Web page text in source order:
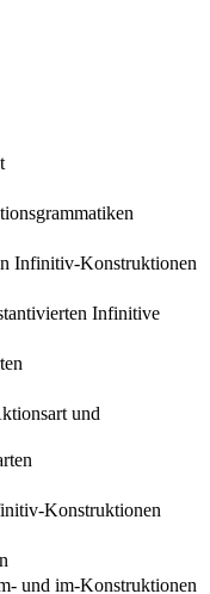
Infinitiv-Konstruktionen
Infinitive
und
Konstruktionen
und im-Konstruktionen